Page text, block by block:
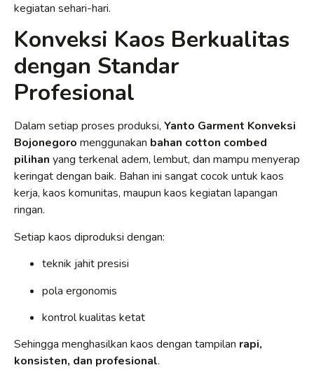
kegiatan sehari-hari.
Konveksi Kaos Berkualitas
dengan Standar
Profesional
Dalam setiap proses produksi, Yanto Garment Konveksi
Bojonegoro menggunakan bahan cotton combed
pilihan yang terkenal adem, lembut, dan mampu menyerap
keringat dengan baik. Bahan ini sangat cocok untuk kaos
kerja, kaos komunitas, maupun kaos kegiatan lapangan
ringan.
Setiap kaos diproduksi dengan:
teknik jahit presisi
pola ergonomis
kontrol kualitas ketat
Sehingga menghasilkan kaos dengan tampilan rapi,
konsisten, dan profesional.